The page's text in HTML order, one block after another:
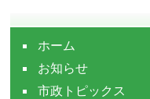
ホーム
お知らせ
市政トピックス